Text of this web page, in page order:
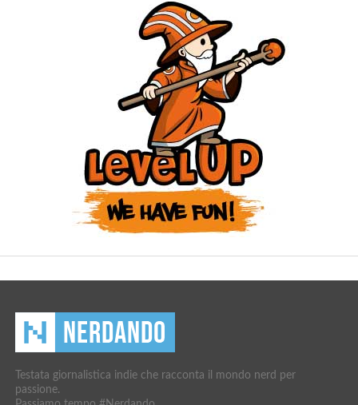
Testata giornalistica indie che racconta il mondo nerd per
passione.